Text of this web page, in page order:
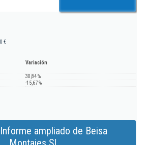
€
Variación
30,84 %
-15,67 %
ampliado de Beisa